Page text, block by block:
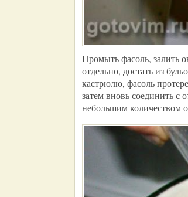
Промыть фасоль, залить
отдельно, достать из
кастрюлю, фасоль
затем вновь соединить с
небольшим количеством